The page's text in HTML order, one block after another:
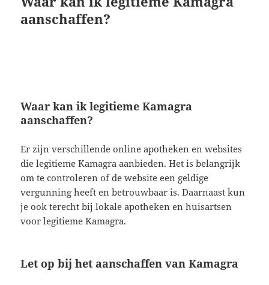
aanschaffen?
Waar kan ik legitieme Kamagra
aanschaffen?
Er zijn verschillende online apotheken en websites
die legitieme Kamagra aanbieden. Het is belangrijk
om te controleren of de website een geldige
vergunning heeft en betrouwbaar is. Daarnaast kun
je ook terecht bij lokale apotheken en huisartsen
voor legitieme Kamagra.
Let op bij het aanschaffen van Kamagra